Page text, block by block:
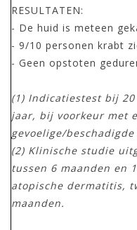
RESULTATEN:
- De huid is meteen
- 9/10 personen krabt
- Geen opstoten
(1) Indicatiestest bij
jaar, bij voorkeur met
gevoelige/
(2) Klinische studie
tussen 6 maanden en
atopische dermatitis,
maanden.